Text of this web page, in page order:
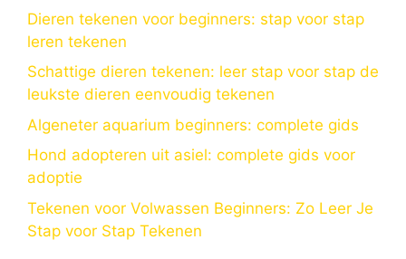
Dieren tekenen voor beginners: stap voor stap
leren tekenen
Schattige dieren tekenen: leer stap voor stap de
leukste dieren eenvoudig tekenen
Algeneter aquarium beginners: complete gids
Hond adopteren uit asiel: complete gids voor
adoptie
Tekenen voor Volwassen Beginners: Zo Leer Je
Stap voor Stap Tekenen